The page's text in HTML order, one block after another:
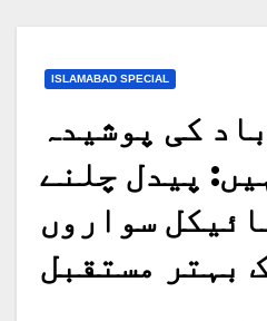
ISLAMABAD SPECIAL
کی پوشیدہ
پیدل چلنے
سواروں
بہتر مستقبل